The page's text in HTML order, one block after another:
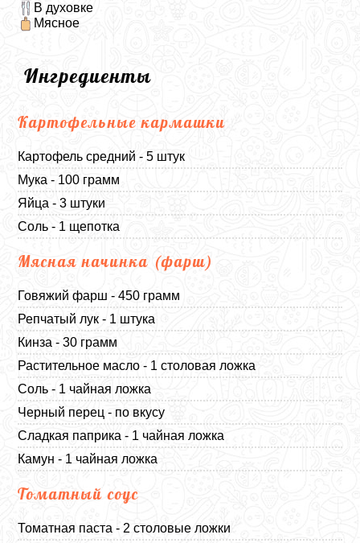
В духовке
Мясное
Ингредиенты
Картофельные кармашки
Картофель средний - 5 штук
Мука - 100 грамм
Яйца - 3 штуки
Соль - 1 щепотка
Мясная начинка (фарш)
Говяжий фарш - 450 грамм
Репчатый лук - 1 штука
Кинза - 30 грамм
Растительное масло - 1 столовая ложка
Соль - 1 чайная ложка
Черный перец - по вкусу
Сладкая паприка - 1 чайная ложка
Камун - 1 чайная ложка
Томатный соус
Томатная паста - 2 столовые ложки